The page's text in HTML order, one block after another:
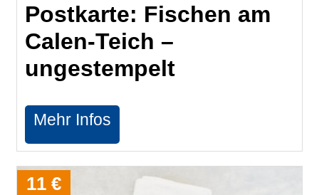
Postkarte: Fischen am
Calen-Teich –
ungestempelt
Mehr Infos
11 €